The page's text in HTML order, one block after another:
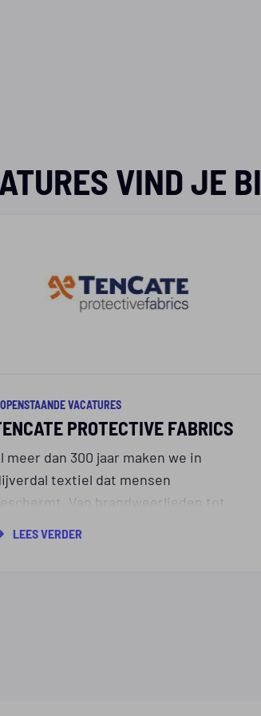
VIND JE
VACATURES
PROTECTIVE FABRICS
meer dan 300 jaar maken we in
textiel dat mensen
Van brandweerlieden tot
vakmensen: wereldwijd
zij op onze stoffen.
LEES VERDER